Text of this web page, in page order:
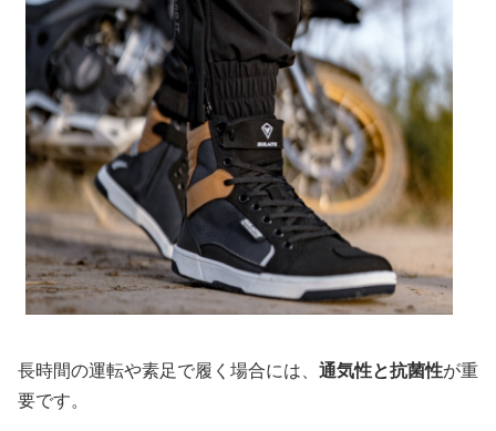
長時間の運転や素足で履く場合には、 通気性と抗菌性が重
要です。